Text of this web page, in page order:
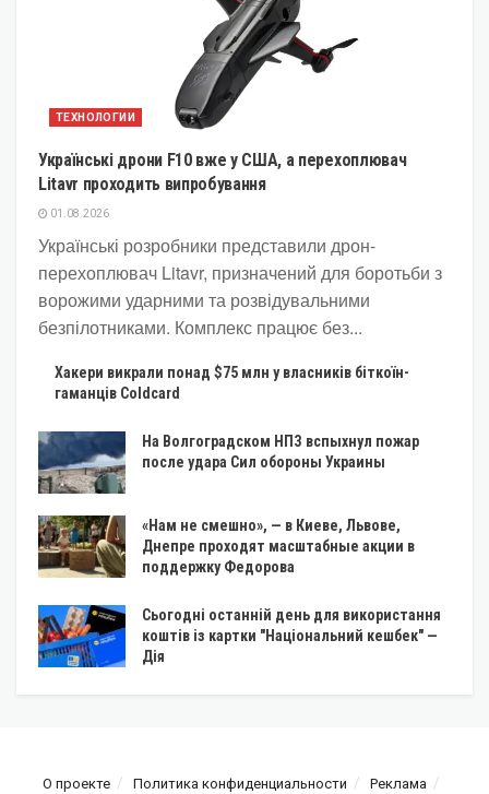
ТЕХНОЛОГИИ
Українські дрони F10 вже у США, а перехоплювач
Litavr проходить випробування
01.08.2026
Українські розробники представили дрон-
перехоплювач Litavr, призначений для боротьби з
ворожими ударними та розвідувальними
безпілотниками. Комплекс працює без...
Хакери викрали понад $75 млн у власників біткоїн-
гаманців Coldcard
На Волгоградском НПЗ вспыхнул пожар
после удара Сил обороны Украины
«Нам не смешно», — в Киеве, Львове,
Днепре проходят масштабные акции в
поддержку Федорова
Сьогодні останній день для використання
коштів із картки "Національний кешбек" —
Дія
О проекте Политика конфиденциальности
Реклама